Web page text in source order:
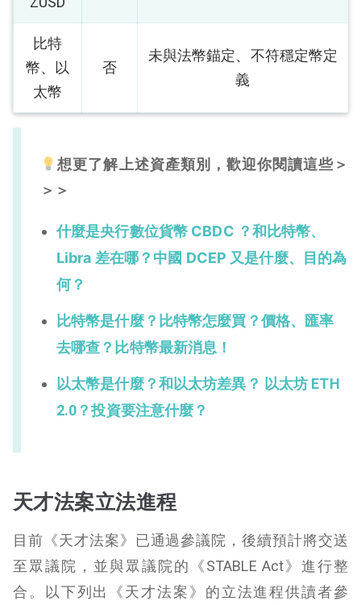
比特
幣、以
太幣
否
未與法幣錨定、不符穩定幣定
義
想更了解上述資產類別，歡迎你閱讀這些＞
＞＞
什麼是央行數位貨幣 CBDC ？和比特幣、
Libra 差在哪？中國 DCEP 又是什麼、目的為
何？
比特幣是什麼？比特幣怎麼買？價格、匯率
去哪查？比特幣最新消息！
以太幣是什麼？和以太坊差異？ 以太坊 ETH
2.0？投資要注意什麼？
天才法案立法進程
目前《天才法案》已通過參議院，後續預計將交送
至眾議院，並與眾議院的《STABLE Act》進行整
合。以下列出《天才法案》的立法進程供讀者參